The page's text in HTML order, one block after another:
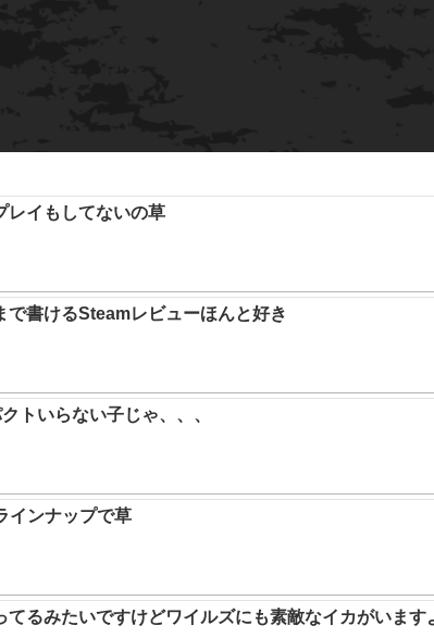
レイもしてないの草
で書けるSteamレビューほんと好き
トいらない子じゃ、、、
インナップで草
てるみたいですけどワイルズにも素敵なイカがいます